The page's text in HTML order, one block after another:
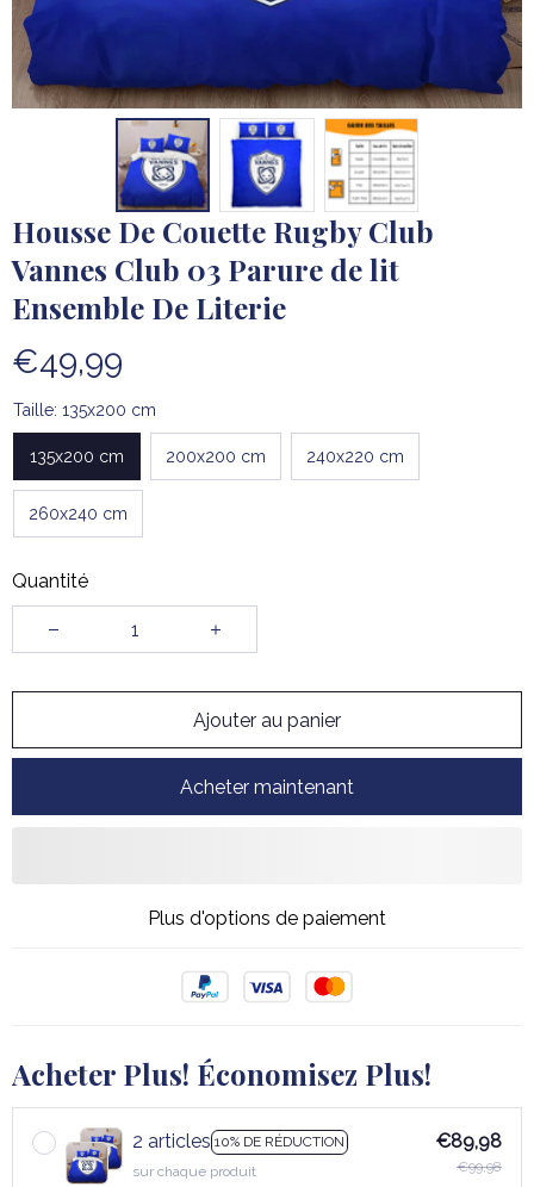
Housse De Couette Rugby Club
Vannes Club 03 Parure de lit
Ensemble De Literie
€49,99
Taille: 135x200 cm
135x200 cm 200x200 cm 240x220 cm
260x240 cm
Quantité
Ajouter au panier
Acheter maintenant
Plus d'options de paiement
Acheter Plus! Économisez Plus!
2 articles 10% DE RÉDUCTION
sur chaque produit
€89,98
€99,98